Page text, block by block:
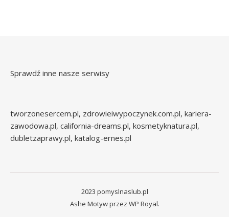
Sprawdź inne nasze serwisy
tworzonesercem.pl, zdrowieiwypoczynek.com.pl, kariera-
zawodowa.pl, california-dreams.pl, kosmetyknatura.pl,
dubletzaprawy.pl, katalog-ernes.pl
2023 pomyslnaslub.pl
Ashe Motyw przez WP Royal.